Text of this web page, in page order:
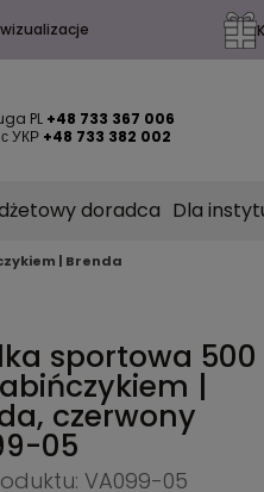
PL +48 733 367 006
УКР +48 733 382 002
doradca Dla
| Brenda
sportowa
|
czerwony
05
VA099-05